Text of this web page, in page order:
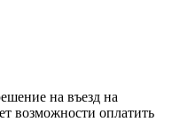
на въезд на
возможности оплатить